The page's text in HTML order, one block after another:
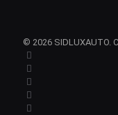
© 2026 SIDLUXAUTO.